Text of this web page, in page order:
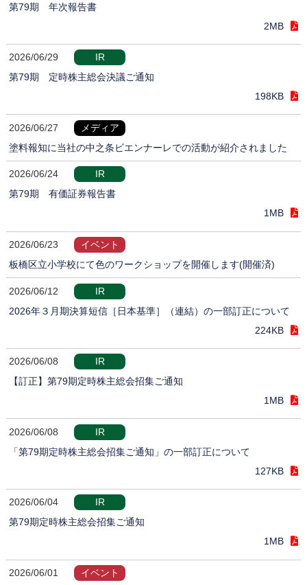
第79期 年次報告書
2MB
2026/06/29
IR
第79期 定時株主総会決議ご通知
198KB
2026/06/27
メディア
塗料報知に当社の中之条ビエンナーレでの活動が紹介されました
2026/06/24
IR
第79期 有価証券報告書
1MB
2026/06/23
イベント
板橋区立小学校にて色のワークショップを開催します(開催済)
2026/06/12
IR
2026年３月期決算短信［日本基準］（連結）の一部訂正について
224KB
2026/06/08
IR
【訂正】第79期定時株主総会招集ご通知
1MB
2026/06/08
IR
「第79期定時株主総会招集ご通知」の一部訂正について
127KB
2026/06/04
IR
第79期定時株主総会招集ご通知
1MB
2026/06/01
イベント